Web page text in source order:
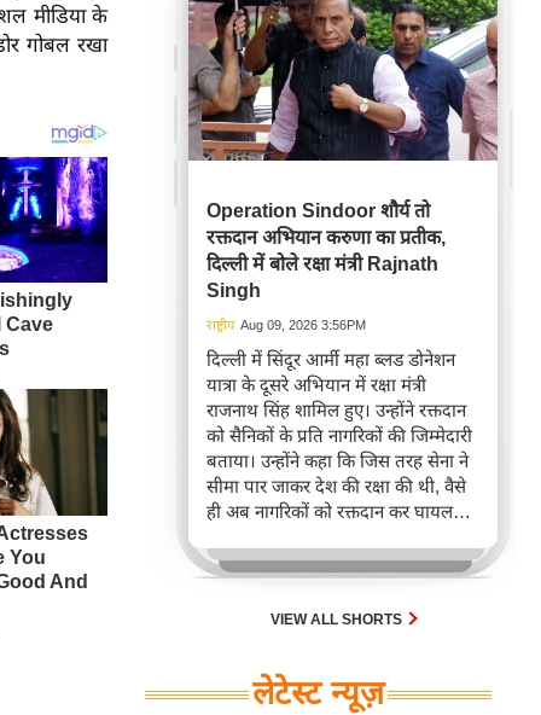
मीडिया के
गोबल रखा
Operation Sindoor शौर्य तो
रक्तदान अभियान करुणा का प्रतीक,
दिल्ली में बोले रक्षा मंत्री Rajnath
Singh
राष्ट्रीय Aug 09, 2026 3:56PM
दिल्ली में सिंदूर आर्मी महा ब्लड डोनेशन
यात्रा के दूसरे अभियान में रक्षा मंत्री
राजनाथ सिंह शामिल हुए। उन्होंने रक्तदान
को सैनिकों के प्रति नागरिकों की जिम्मेदारी
बताया। उन्होंने कहा कि जिस तरह सेना ने
सीमा पार जाकर देश की रक्षा की थी, वैसे
ही अब नागरिकों को रक्तदान कर घायल
VIEW ALL SHORTS
लेटेस्ट न्यूज़